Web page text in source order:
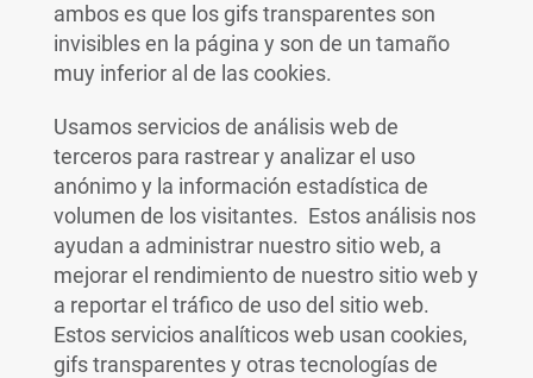
ambos es que los gifs transparentes son
invisibles en la página y son de un tamaño
muy inferior al de las cookies.
Usamos servicios de análisis web de
terceros para rastrear y analizar el uso
anónimo y la información estadística de
volumen de los visitantes. Estos análisis nos
ayudan a administrar nuestro sitio web, a
mejorar el rendimiento de nuestro sitio web y
a reportar el tráfico de uso del sitio web.
Estos servicios analíticos web usan cookies,
gifs transparentes y otras tecnologías de